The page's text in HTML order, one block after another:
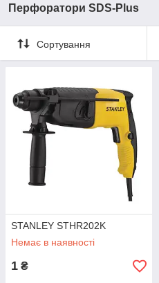
Перфоратори SDS-Plus
Сортування
STANLEY STHR202K
Немає в наявності
1 ₴